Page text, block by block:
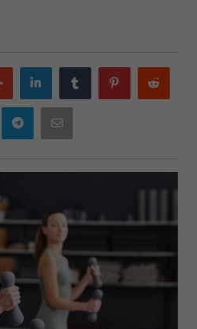
Google
plus
LinkedIn Tumblr Pinterest
Print Telegram